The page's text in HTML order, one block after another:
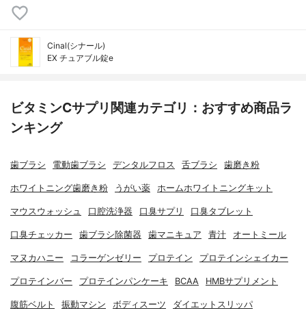
Cinal(シナール)
EX チュアブル錠e
ビタミンCサプリ関連カテゴリ：おすすめ商品ラ
ンキング
歯ブラシ 電動歯ブラシ デンタルフロス 舌ブラシ 歯磨き粉
ホワイトニング歯磨き粉 うがい薬 ホームホワイトニングキット
マウスウォッシュ 口腔洗浄器 口臭サプリ 口臭タブレット
口臭チェッカー 歯ブラシ除菌器 歯マニキュア 青汁 オートミール
マヌカハニー コラーゲンゼリー プロテイン プロテインシェイカー
プロテインバー プロテインパンケーキ BCAA HMBサプリメント
腹筋ベルト 振動マシン ボディスーツ ダイエットスリッパ